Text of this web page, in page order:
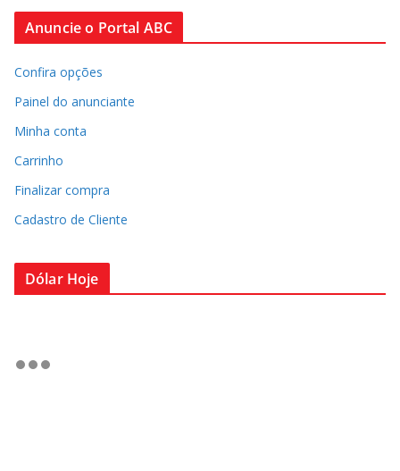
Anuncie o Portal ABC
Confira opções
Painel do anunciante
Minha conta
Carrinho
Finalizar compra
Cadastro de Cliente
Dólar Hoje